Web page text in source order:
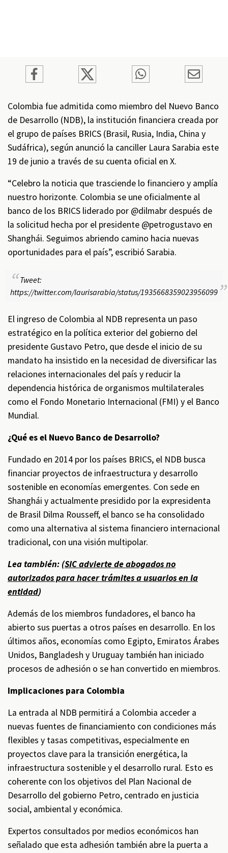
Colombia fue admitida como miembro del Nuevo Banco
de Desarrollo (NDB), la institución financiera creada por
el grupo de países BRICS (Brasil, Rusia, India, China y
Sudáfrica), según anunció la canciller Laura Sarabia este
19 de junio a través de su cuenta oficial en X.
“Celebro la noticia que trasciende lo financiero y amplía
nuestro horizonte. Colombia se une oficialmente al
banco de los BRICS liderado por @dilmabr después de
la solicitud hecha por el presidente @petrogustavo en
Shanghái. Seguimos abriendo camino hacia nuevas
oportunidades para el país”, escribió Sarabia.
Tweet:
https://twitter.com/laurisarabia/status/1935668359023956099
El ingreso de Colombia al NDB representa un paso
estratégico en la política exterior del gobierno del
presidente Gustavo Petro, que desde el inicio de su
mandato ha insistido en la necesidad de diversificar las
relaciones internacionales del país y reducir la
dependencia histórica de organismos multilaterales
como el Fondo Monetario Internacional (FMI) y el Banco
Mundial.
¿Qué es el Nuevo Banco de Desarrollo?
Fundado en 2014 por los países BRICS, el NDB busca
financiar proyectos de infraestructura y desarrollo
sostenible en economías emergentes. Con sede en
Shanghái y actualmente presidido por la expresidenta
de Brasil Dilma Rousseff, el banco se ha consolidado
como una alternativa al sistema financiero internacional
tradicional, con una visión multipolar.
Lea también: (SIC advierte de abogados no
autorizados para hacer trámites a usuarios en la
entidad)
Además de los miembros fundadores, el banco ha
abierto sus puertas a otros países en desarrollo. En los
últimos años, economías como Egipto, Emiratos Árabes
Unidos, Bangladesh y Uruguay también han iniciado
procesos de adhesión o se han convertido en miembros.
Implicaciones para Colombia
La entrada al NDB permitirá a Colombia acceder a
nuevas fuentes de financiamiento con condiciones más
flexibles y tasas competitivas, especialmente en
proyectos clave para la transición energética, la
infraestructura sostenible y el desarrollo rural. Esto es
coherente con los objetivos del Plan Nacional de
Desarrollo del gobierno Petro, centrado en justicia
social, ambiental y económica.
Expertos consultados por medios económicos han
señalado que esta adhesión también abre la puerta a